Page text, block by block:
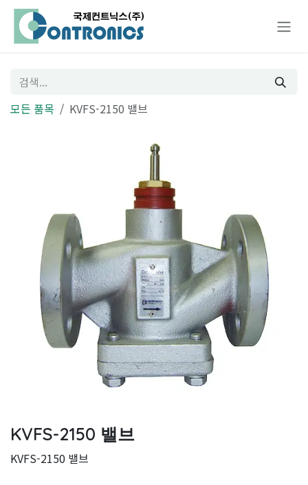
콘텐츠로 건너뛰기
모든 품목 KVFS-2150 밸브
KVFS-2150 밸브
KVFS-2150 밸브